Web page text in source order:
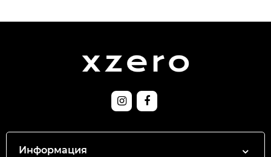
Информация